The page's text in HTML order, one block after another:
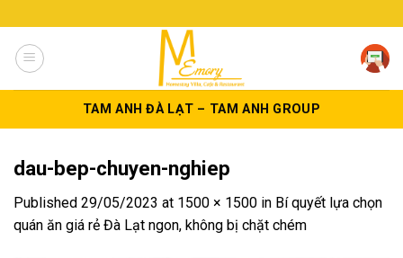
to
content
TAM ANH ĐÀ LẠT – TAM ANH GROUP
dau-bep-chuyen-nghiep
Published 29/05/2023 at 1500 × 1500 in Bí quyết lựa chọn
quán ăn giá rẻ Đà Lạt ngon, không bị chặt chém